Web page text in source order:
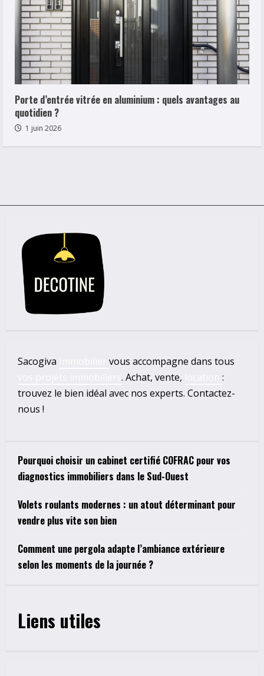
Porte d’entrée vitrée en aluminium : quels avantages au
quotidien ?
1 juin 2026
Sacogiva
vous accompagne dans tous
. Achat, vente,
:
trouvez le bien idéal avec nos experts. Contactez-
nous !
Pourquoi choisir un cabinet certifié COFRAC pour vos
diagnostics immobiliers dans le Sud-Ouest
Volets roulants modernes : un atout déterminant pour
vendre plus vite son bien
Comment une pergola adapte l’ambiance extérieure
selon les moments de la journée ?
Liens utiles